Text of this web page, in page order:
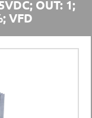
OUT: 1;
VFD